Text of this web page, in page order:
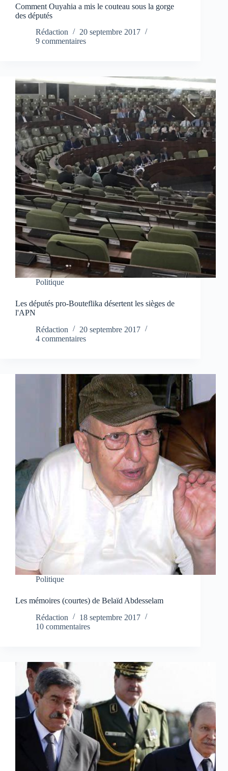
Comment Ouyahia a mis le couteau sous la gorge
des députés
Rédaction
20 septembre 2017
9 commentaires
Politique
Les députés pro-Bouteflika désertent les sièges de
l'APN
Rédaction
20 septembre 2017
4 commentaires
Politique
Les mémoires (courtes) de Belaïd Abdesselam
Rédaction
18 septembre 2017
10 commentaires